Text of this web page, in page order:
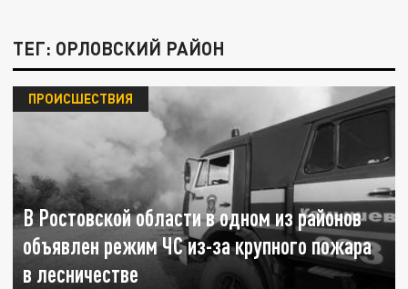
ТЕГ: ОРЛОВСКИЙ РАЙОН
В Ростовской области в одном из районов
объявлен режим ЧС из-за крупного пожара
в лесничестве
ПРОИСШЕСТВИЯ